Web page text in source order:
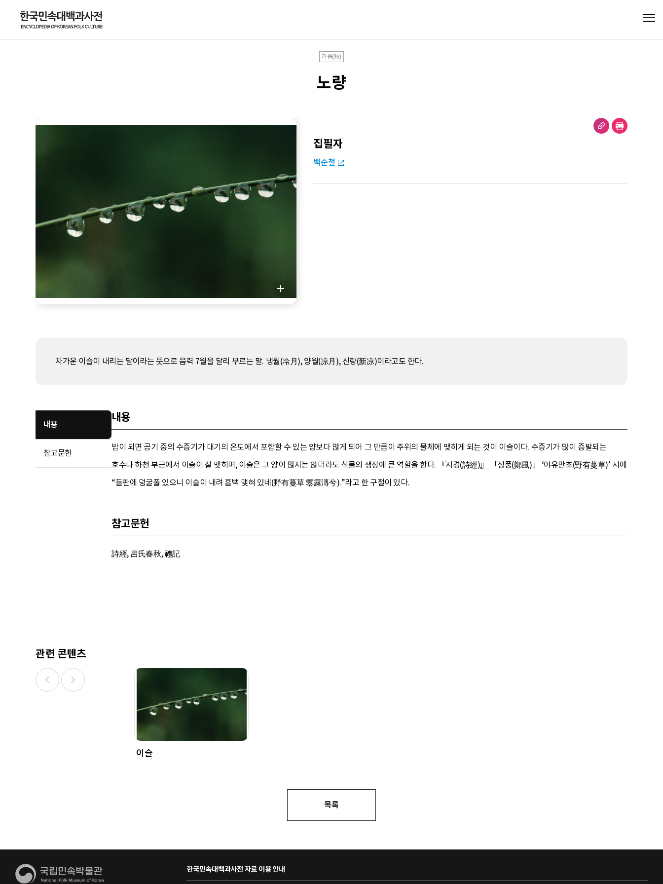
가을(秋)
노량
집필자
백순철
차가운 이슬이 내리는 달이라는 뜻으로 음력 7월을 달리 부르는 말. 냉월(冷月), 양월(凉月), 신량(新凉)이라고도 한다.
내용
참고문헌
내용
밤이 되면 공기 중의 수증기가 대기의 온도에서 포함할 수 있는 양보다 많게 되어 그 만큼이 주위의 물체에 맺히게 되는 것이 이슬이다. 수증기가 많이 증발되는
호수나 하천 부근에서 이슬이 잘 맺히며, 이슬은 그 양이 많지는 않더라도 식물의 생장에 큰 역할을 한다. 『시경(詩經)』 「정풍(鄭風)」 ‘야유만초(野有蔓草)’ 시에
“들판에 덩굴풀 있으니 이슬이 내려 흠뻑 맺혀 있네(野有蔓草 零露漙兮).”라고 한 구절이 있다.
참고문헌
詩經, 呂氏春秋, 禮記
관련 콘텐츠
이슬
목록
한국민속대백과사전 자료 이용 안내